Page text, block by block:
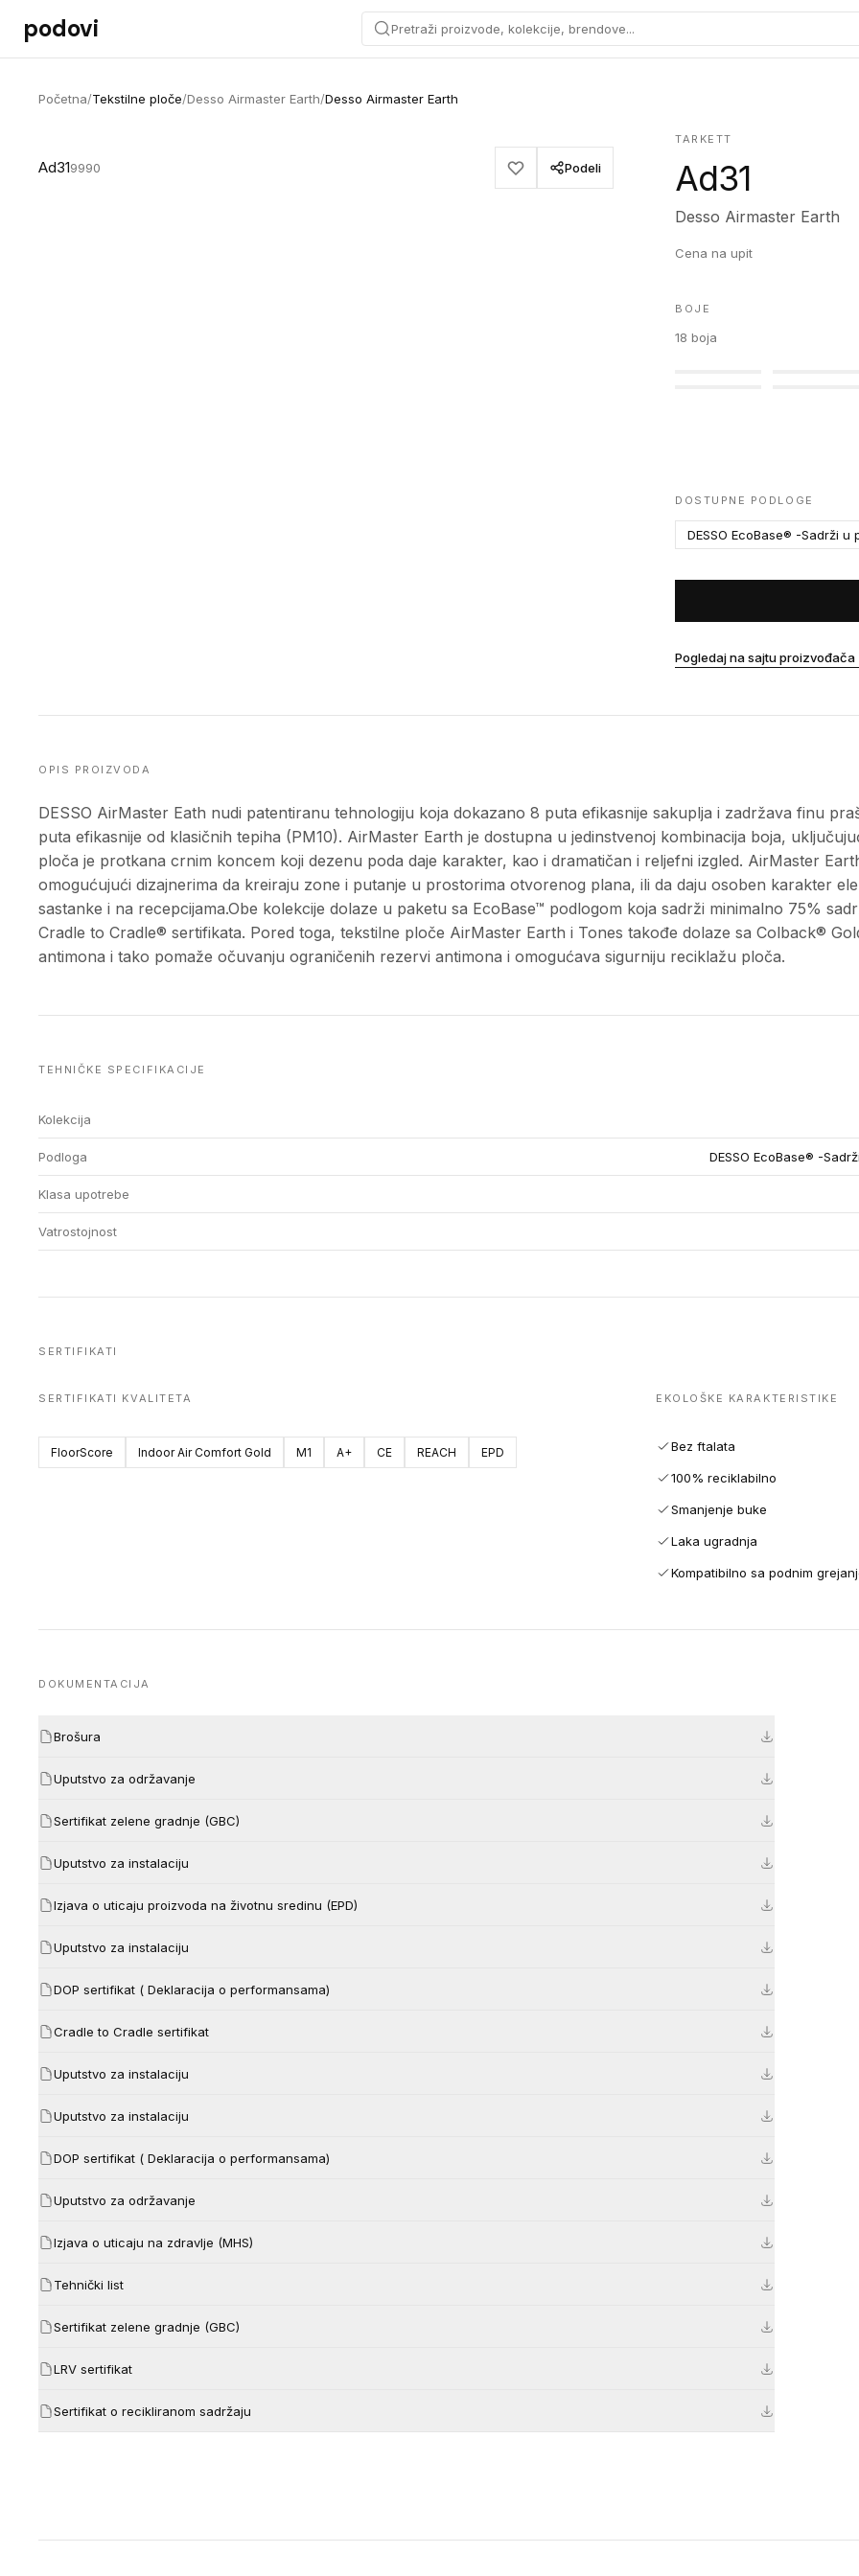
Preskoči na sadržaj
podovi Pretraži proizvode, kolekcije, brendove...
Početna/Tekstilne ploče/Desso Airmaster Earth/Desso Airmaster Earth
Ad319990 Podeli
TARKETT
Ad31
Desso Airmaster Earth
Cena na upit
BOJE
18 boja
DOSTUPNE PODLOGE
DESSO EcoBase® -Sadrži
Pogledaj na sajtu proizvođača
OPIS PROIZVODA
DESSO AirMaster Eath nudi patentiranu tehnologiju koja dokazano 8 puta efikasnije sakuplja i zadržava finu
puta efikasnije od klasičnih tepiha (PM10). AirMaster Earth je dostupna u jedinstvenoj kombinacija boja,
ploča je protkana crnim koncem koji dezenu poda daje karakter, kao i dramatičan i reljefni izgled. AirMaster
omogućujući dizajnerima da kreiraju zone i putanje u prostorima otvorenog plana, ili da daju osoben karakter
sastanke i na recepcijama.Obe kolekcije dolaze u paketu sa EcoBase™ podlogom koja sadrži minimalno 75%
Cradle to Cradle® sertifikata. Pored toga, tekstilne ploče AirMaster Earth i Tones takođe dolaze sa Colback®
antimona i tako pomaže očuvanju ograničenih rezervi antimona i omogućava sigurniju reciklažu ploča.
TEHNIČKE SPECIFIKACIJE
Kolekcija
Podloga DESSO EcoBase® -
Klasa upotrebe
Vatrostojnost
SERTIFIKATI
SERTIFIKATI KVALITETA
FloorScore Indoor Air Comfort Gold M1 A+ CE REACH EPD
EKOLOŠKE KARAKTERISTIKE
Bez ftalata
100% reciklabilno
Smanjenje buke
Laka ugradnja
Kompatibilno sa podnim
DOKUMENTACIJA
Brošura
Uputstvo za održavanje
Sertifikat zelene gradnje (GBC)
Uputstvo za instalaciju
Izjava o uticaju proizvoda na životnu sredinu (EPD)
Uputstvo za instalaciju
DOP sertifikat ( Deklaracija o performansama)
Cradle to Cradle sertifikat
Uputstvo za instalaciju
Uputstvo za instalaciju
DOP sertifikat ( Deklaracija o performansama)
Uputstvo za održavanje
Izjava o uticaju na zdravlje (MHS)
Tehnički list
Sertifikat zelene gradnje (GBC)
LRV sertifikat
Sertifikat o recikliranom sadržaju